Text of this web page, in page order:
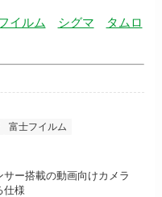
イルム シグマ
タムロ
富士フイルム
ー搭載の動画向けカメラ
仕様